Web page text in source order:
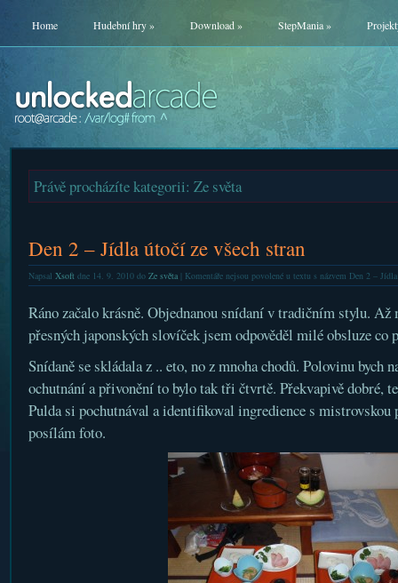
Home Hudební hry» Download» StepMania»
Právě procházíte kategorii: Ze světa
Den 2 – Jídla útočí ze všech stran
Napsal Xsoftdne 14. 9. 2010 do Ze světa| Komentáře nejsou povolenéu textu s názvem Den 2 – Jídla
Ráno začalo krásně. Objednanou snídaní v tradičním stylu.
přesných japonských slovíček jsem odpověděl milé obsluze
Snídaně se skládala z .. eto, no z mnoha chodů. Polovinu bych
ochutnání a přivonění to bylo tak tři čtvrtě. Překvapivě dobré,
Pulda si pochutnával a identifikoval ingredience s
posílám foto.